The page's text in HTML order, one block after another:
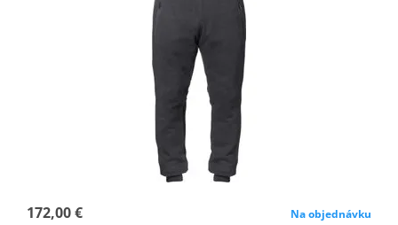
172,00 € Na objednávku